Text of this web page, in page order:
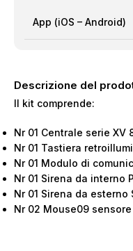
App (iOS – Android)
Descrizione del
Il kit comprende:
Nr 01 Centrale serie
Nr 01 Tastiera
Nr 01 Modulo di
Nr 01 Sirena da interno
Nr 01 Sirena da esterno
Nr 02 Mouse09